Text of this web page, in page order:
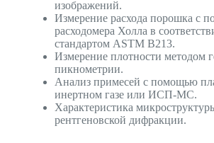
изображений.
Измерение расхода порошка с
расходомера Холла в
стандартом ASTM B213.
Измерение плотности методом
пикнометрии.
Анализ примесей с помощью
инертном газе или ИСП-МС.
Характеристика
рентгеновской дифракции.